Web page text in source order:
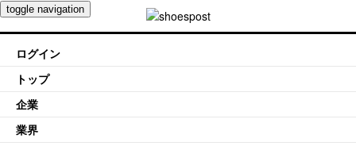
toggle navigation
ログイン
トップ
企業
業界